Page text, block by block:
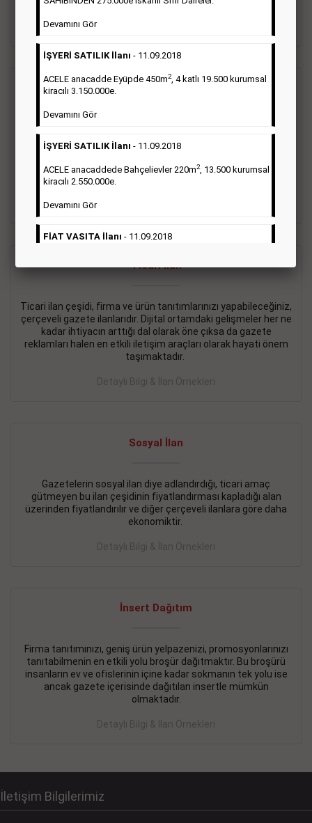
Detaylı Bilgi & İlan Örnekleri
Vasıta İlanı
Sarı sayfa ilanlar alım- satım, duyuru, mini reklam şeklinde
ifade edilebilen ilanlardır. Gazetelerin tirajını önemli ölçüde
etkilerler ve gazete gelirlerinin de önemli bir bölümünü
oluştururlar.Sabah sarı sayfa eleman ilanlarında 6 kelime
sayısı şartı aranmamaktadır.
Detaylı Bilgi & İlan Örnekleri
Ticari İlan
Ticari ilan çeşidi, firma ve ürün tanıtımlarınızı yapabileceğiniz,
çerçeveli gazete ilanlarıdır. Dijital ortamdaki gelişmeler her ne
kadar ihtiyacın arttığı dal olarak öne çıksa da gazete
reklamları halen en etkili iletişim araçları olarak hayati önem
taşımaktadır.
Detaylı Bilgi & İlan Örnekleri
Sosyal İlan
Gazetelerin sosyal ilan diye adlandırdığı, ticari amaç
gütmeyen bu ilan çeşidinin fiyatlandırması kapladığı alan
üzerinden fiyatlandırılır ve diğer çerçeveli ilanlara göre daha
ekonomiktir.
Detaylı Bilgi & İlan Örnekleri
İnsert Dağıtım
Firma tanıtımınızı, geniş ürün yelpazenizi, promosyonlarınızı
tanıtabilmenin en etkili yolu broşür dağıtmaktır. Bu broşürü
insanların ev ve ofislerinin içine kadar sokmanın tek yolu ise
ancak gazete içerisinde dağıtılan insertle mümkün
olmaktadır.
Detaylı Bilgi & İlan Örnekleri
İletişim Bilgilerimiz
Devamını Gör
İŞYERİ SATILIK İlanı - 11.09.2018
ACELE anacadde Eyüpde 450m2, 4 katlı 19.500 kurumsal
kiracılı 3.150.000e.
Devamını Gör
İŞYERİ SATILIK İlanı - 11.09.2018
ACELE anacaddede Bahçelievler 220m2, 13.500 kurumsal
kiracılı 2.550.000e.
Devamını Gör
FİAT VASITA İlanı - 11.09.2018
2.800.000e kurumsal mağaza.
BAKIRKÖY SATILIK İlanı- 11.09.2018
KARTALTEPEde kelepir 2+ 1 satılık daire
İŞYERİ KİRALIK İlanı - 11.09.2018
BEYLİKDÜZÜ Kavaklıda 4 katlı bina
DEVREMÜLK KİRALIK İlanı- 11.09.2018
SİNYE Tekstile Şoförlüğü olan 35 yaşını aşmamış, Depo
elemanı alınacaktır. Osmanbey, Şişli
Devamını Gör